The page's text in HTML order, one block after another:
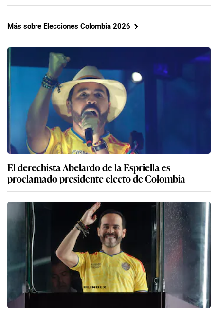
Más sobre Elecciones Colombia 2026
El derechista Abelardo de la Espriella es
proclamado presidente electo de Colombia